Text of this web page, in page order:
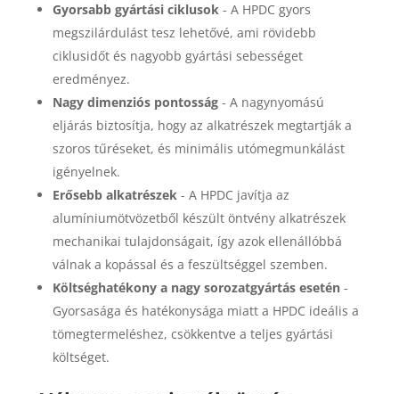
Gyorsabb gyártási ciklusok- A HPDC gyors
megszilárdulást tesz lehetővé, ami rövidebb
ciklusidőt és nagyobb gyártási sebességet
eredményez.
Nagy dimenziós pontosság- A nagynyomású
eljárás biztosítja, hogy az alkatrészek megtartják a
szoros tűréseket, és minimális utómegmunkálást
igényelnek.
Erősebb alkatrészek- A HPDC javítja az
alumíniumötvözetből készült öntvény alkatrészek
mechanikai tulajdonságait, így azok ellenállóbbá
válnak a kopással és a feszültséggel szemben.
Költséghatékony a nagy sorozatgyártás esetén-
Gyorsasága és hatékonysága miatt a HPDC ideális a
tömegtermeléshez, csökkentve a teljes gyártási
költséget.